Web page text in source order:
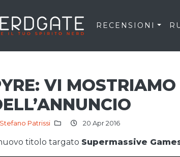
RECENSIONI
VI
Stefano Patrissi 20 Apr 2016
titolo targato Supermassive